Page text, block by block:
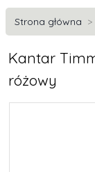
Strona główna
Kantar
różowy